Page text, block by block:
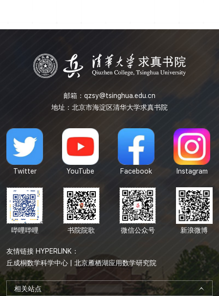
邮箱： qzsy@tsinghua.edu.cn
地址：北京市海淀区清华大学求真书院
Twitter YouTube Facebook Instagram
哔哩哔哩 书院院歌 微信公众号 新浪微博
友情链接 HYPERLINK：
丘成桐数学科学中心 |北京雁栖湖应用数学研究院
相关站点